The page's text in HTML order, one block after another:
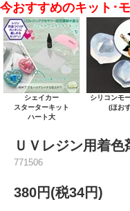
今おすすめのキット･
シェイカー
スターターキット
ハート大
シリコンモ
(ほお
ＵＶレジン用着
771506
380円(税34円)